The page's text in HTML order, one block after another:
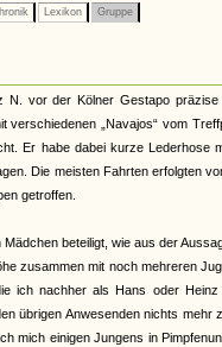
Lexikon Gruppe
N. vor der Kölner Gestapo
verschiedenen „Navajos“ vom
Er habe dabei kurze
Die meisten Fahrten erfolgten
getroffen.
beteiligt, wie aus der
zusammen mit noch mehreren
ich nachher als Hans oder
übrigen Anwesenden nichts
mich einigen Jungens in